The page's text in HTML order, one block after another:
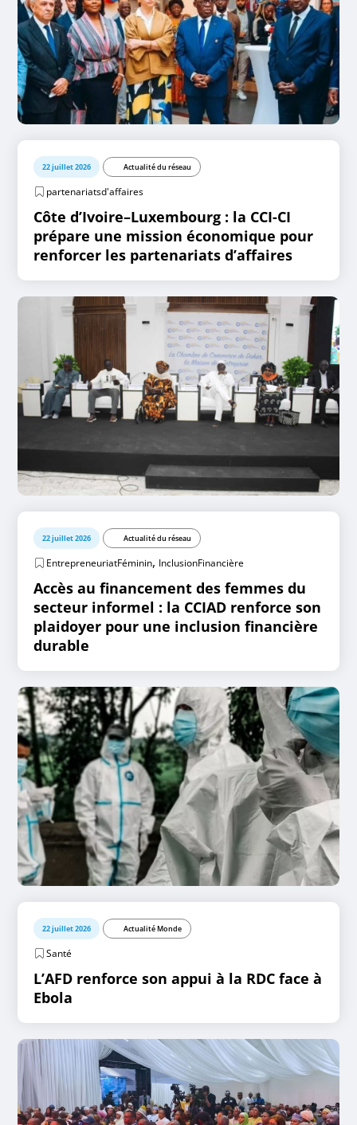
22 juillet 2026 Actualité du réseau
partenariatsd'affaires
Côte d’Ivoire–Luxembourg : la CCI-CI
prépare une mission économique pour
renforcer les partenariats d’affaires
22 juillet 2026 Actualité du réseau
EntrepreneuriatFéminin, InclusionFinancière
Accès au financement des femmes du
secteur informel : la CCIAD renforce son
plaidoyer pour une inclusion financière
durable
22 juillet 2026 Actualité Monde
Santé
L’AFD renforce son appui à la RDC face à
Ebola